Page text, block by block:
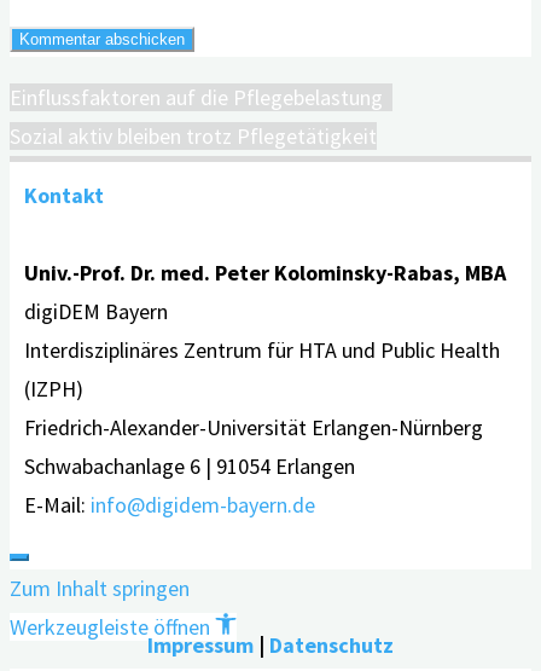
Einflussfaktoren auf die Pflegebelastung
Sozial aktiv bleiben trotz Pflegetätigkeit
Kontakt
Univ.-Prof. Dr. med. Peter Kolominsky-Rabas, MBA
digiDEM Bayern
Interdisziplinäres Zentrum für HTA und Public Health
(IZPH)
Friedrich-Alexander-Universität Erlangen-Nürnberg
Schwabachanlage 6 | 91054 Erlangen
E-Mail: info@digidem-bayern.de
Impressum | Datenschutz
Zum Inhalt springen
Werkzeugleiste öffnen